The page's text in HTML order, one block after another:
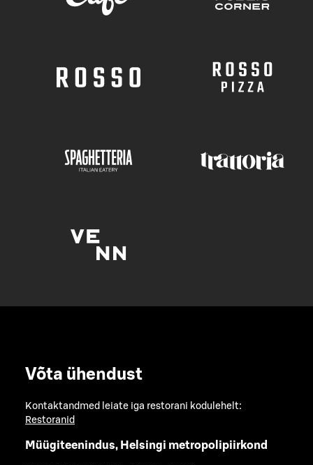
Võta ühendust
Kontaktandmed leiate iga restorani kodulehelt:
Restoranid
Müügiteenindus, Helsingi metropolipiirkond